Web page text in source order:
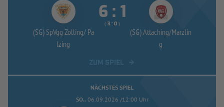
(SG) SpVgg Zolling/Pa
lzing
 : 
(  :  )
(SG) Attaching/Marzlin
g
NÄCHSTES SPIEL
SO.. 06.09.2026 /12:00 Uhr